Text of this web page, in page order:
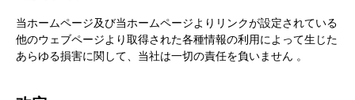
当ホームページ及び当ホームページよりリンクが設定されている
他のウェブページより取得された各種情報の利用によって生じた
あらゆる損害に関して、当社は一切の責任を負いません 。​